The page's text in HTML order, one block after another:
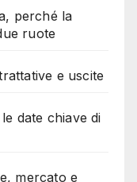
perché la
ruote
e uscite
date chiave di
mercato e